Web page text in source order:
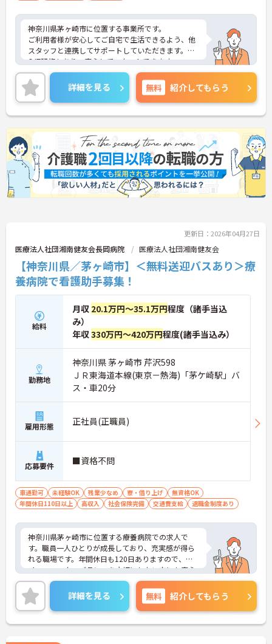
神奈川県茅ヶ崎市に位置する事業所です。
ご利用者様が安心してご自宅で生活できるよう、他
スタッフと連携してサポートしていただきます。
OJT研修もあり、安心してスタートできます。
ご興味のある方には、面接対策ポイントなど、さら
に詳細をお話しいたしますのでお気軽にご相談くだ
さい！
詳細を見る 無料 紹介してもらう
更新日：2026年04月27日
医療法人社団湘南健友会長岡病院 医療法人社団湘南健友会
【神奈川県／茅ヶ崎市】＜無料送迎バスあり＞療
養病院で看護助手募集！
給料
月収 20.1万円～35.1万円程度（諸手当込
み）
年収330万円～420万円程度(諸手当込み）
勤務地
神奈川県 茅ヶ崎市 芹沢598
ＪＲ東海道本線(東京－熱海)「茅ケ崎駅」バ
ス・車20分
雇用形態 正社員(正職員)
応募要件 ■資格不問
車通勤可 未経験OK 残業少なめ 寮・借り上げ
無資格OK
年間休日110日以上
高収入 社会保険完備 交通費支給 退職金制度あり
神奈川県茅ヶ崎市に位置する療養病院での求人で
す。職員一人ひとりが成長しており、充実感が得ら
れる職場です。年間休日も120日ありますので、ラ
イフ・ワーク・バランスを大切にしたい方にも安心
してご就業頂けます。
ご興味のある方は面接対策ポイントなどお話致しま
すのでお気軽にお問い合わせください。
詳細を見る 無料 紹介してもらう